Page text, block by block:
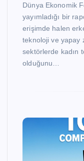
Dünya Ekonomik
yayımladığı bir
erişimde halen
teknoloji ve yapay
sektörlerde kadın
olduğunu…